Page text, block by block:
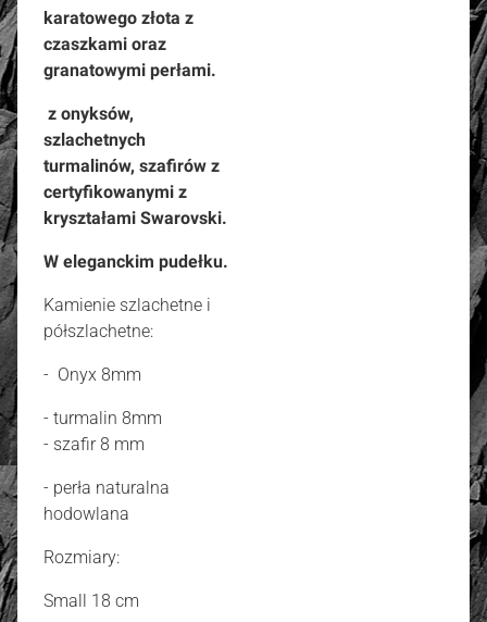
karatowego złota z
czaszkami oraz
granatowymi perłami.
z onyksów,
szlachetnych
turmalinów, szafirów z
certyfikowanymi z
kryształami Swarovski.
W eleganckim pudełku.
Kamienie szlachetne i
półszlachetne:
- Onyx 8mm
- turmalin 8mm
- szafir 8 mm
- perła naturalna
hodowlana
Rozmiary:
Small 18 cm